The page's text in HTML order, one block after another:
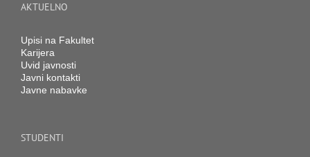
AKTUELNO
Upisi na Fakultet
Karijera
Uvid javnosti
Javni kontakti
Javne nabavke
STUDENTI